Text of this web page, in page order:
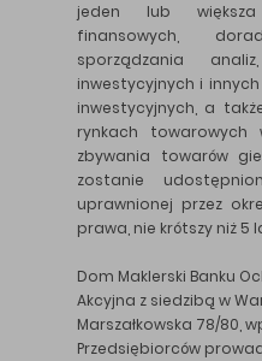
jeden lub
finansowych,
sporządzania
inwestycyjnych i
inwestycyjnych, a
rynkach towarowych
zbywania towarów
zostanie
uprawnionej przez
prawa, nie krótszy niż 5
Dom Maklerski Banku
Akcyjna z siedzibą w
Marszałkowska 78/80,
Przedsiębiorców